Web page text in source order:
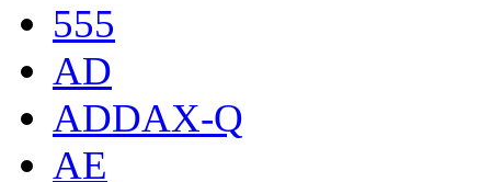
555
AD
ADDAX-Q
AE